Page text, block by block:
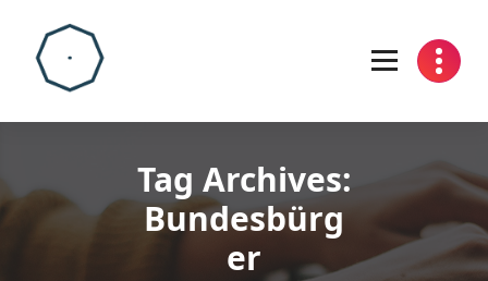
content
Tag Archives:
Bundesbürg
er